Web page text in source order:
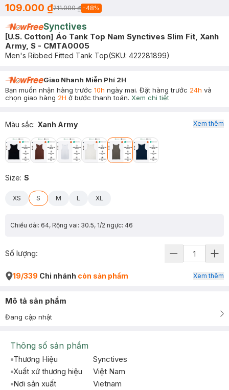
109.000 ₫211.000 ₫ -48%
Synctives
[U.S. Cotton] Áo Tank Top Nam Synctives Slim Fit, Xanh
Army, S - CMTA0005
Men's Ribbed Fitted Tank Top(SKU: 422281899)
Giao Nhanh Miễn Phí 2H
Bạn muốn nhận hàng trước 10h ngày mai. Đặt hàng trước 24h và
chọn giao hàng 2H ở bước thanh toán. Xem chi tiết
Màu sắc: Xanh Army
Size: S
XS S M L XL
Chiều dài: 64, Rộng vai: 30.5, 1/2 ngực: 46
Xem thêm
Số lượng:
19/339 Chi nhánh còn sản phẩm Xem thêm
Mô tả sản phẩm
Đang cập nhật
Thông số sản phẩm
Thương Hiệu
Synctives
Xuất xứ thương hiệu
Việt Nam
Nơi sản xuất
Vietnam